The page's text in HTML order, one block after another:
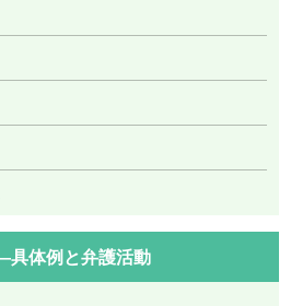
具体例と弁護活動